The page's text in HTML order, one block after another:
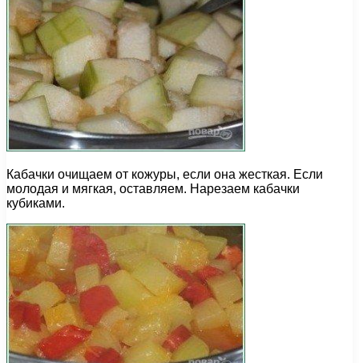
Кабачки очищаем от кожуры, если она жесткая. Если
молодая и мягкая, оставляем. Нарезаем кабачки
кубиками.